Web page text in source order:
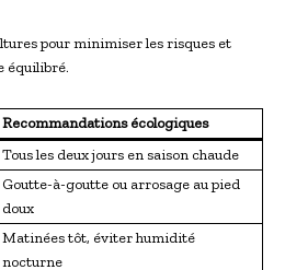
pour minimiser les risques et
équilibré.
Recommandations écologiques
Tous les deux jours en saison chaude
Goutte-à-goutte ou arrosage au pied
doux
Matinées tôt, éviter humidité
nocturne